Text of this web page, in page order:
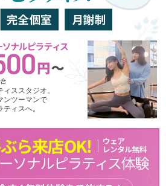
ススタジオ。
ンツーマンで
ィスへ。